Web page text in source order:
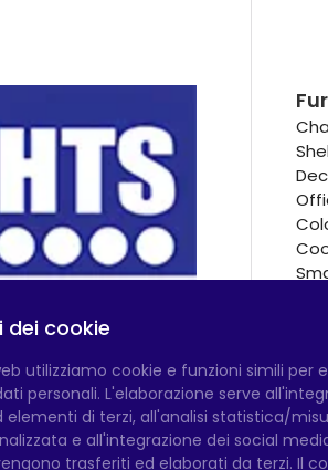
dei cookie
utilizziamo cookie e funzioni simili per
personali. L'elaborazione serve
elementi di terzi, all'analisi statistica/
e all'integrazione dei social
trasferiti ed elaborati da terzi. Il